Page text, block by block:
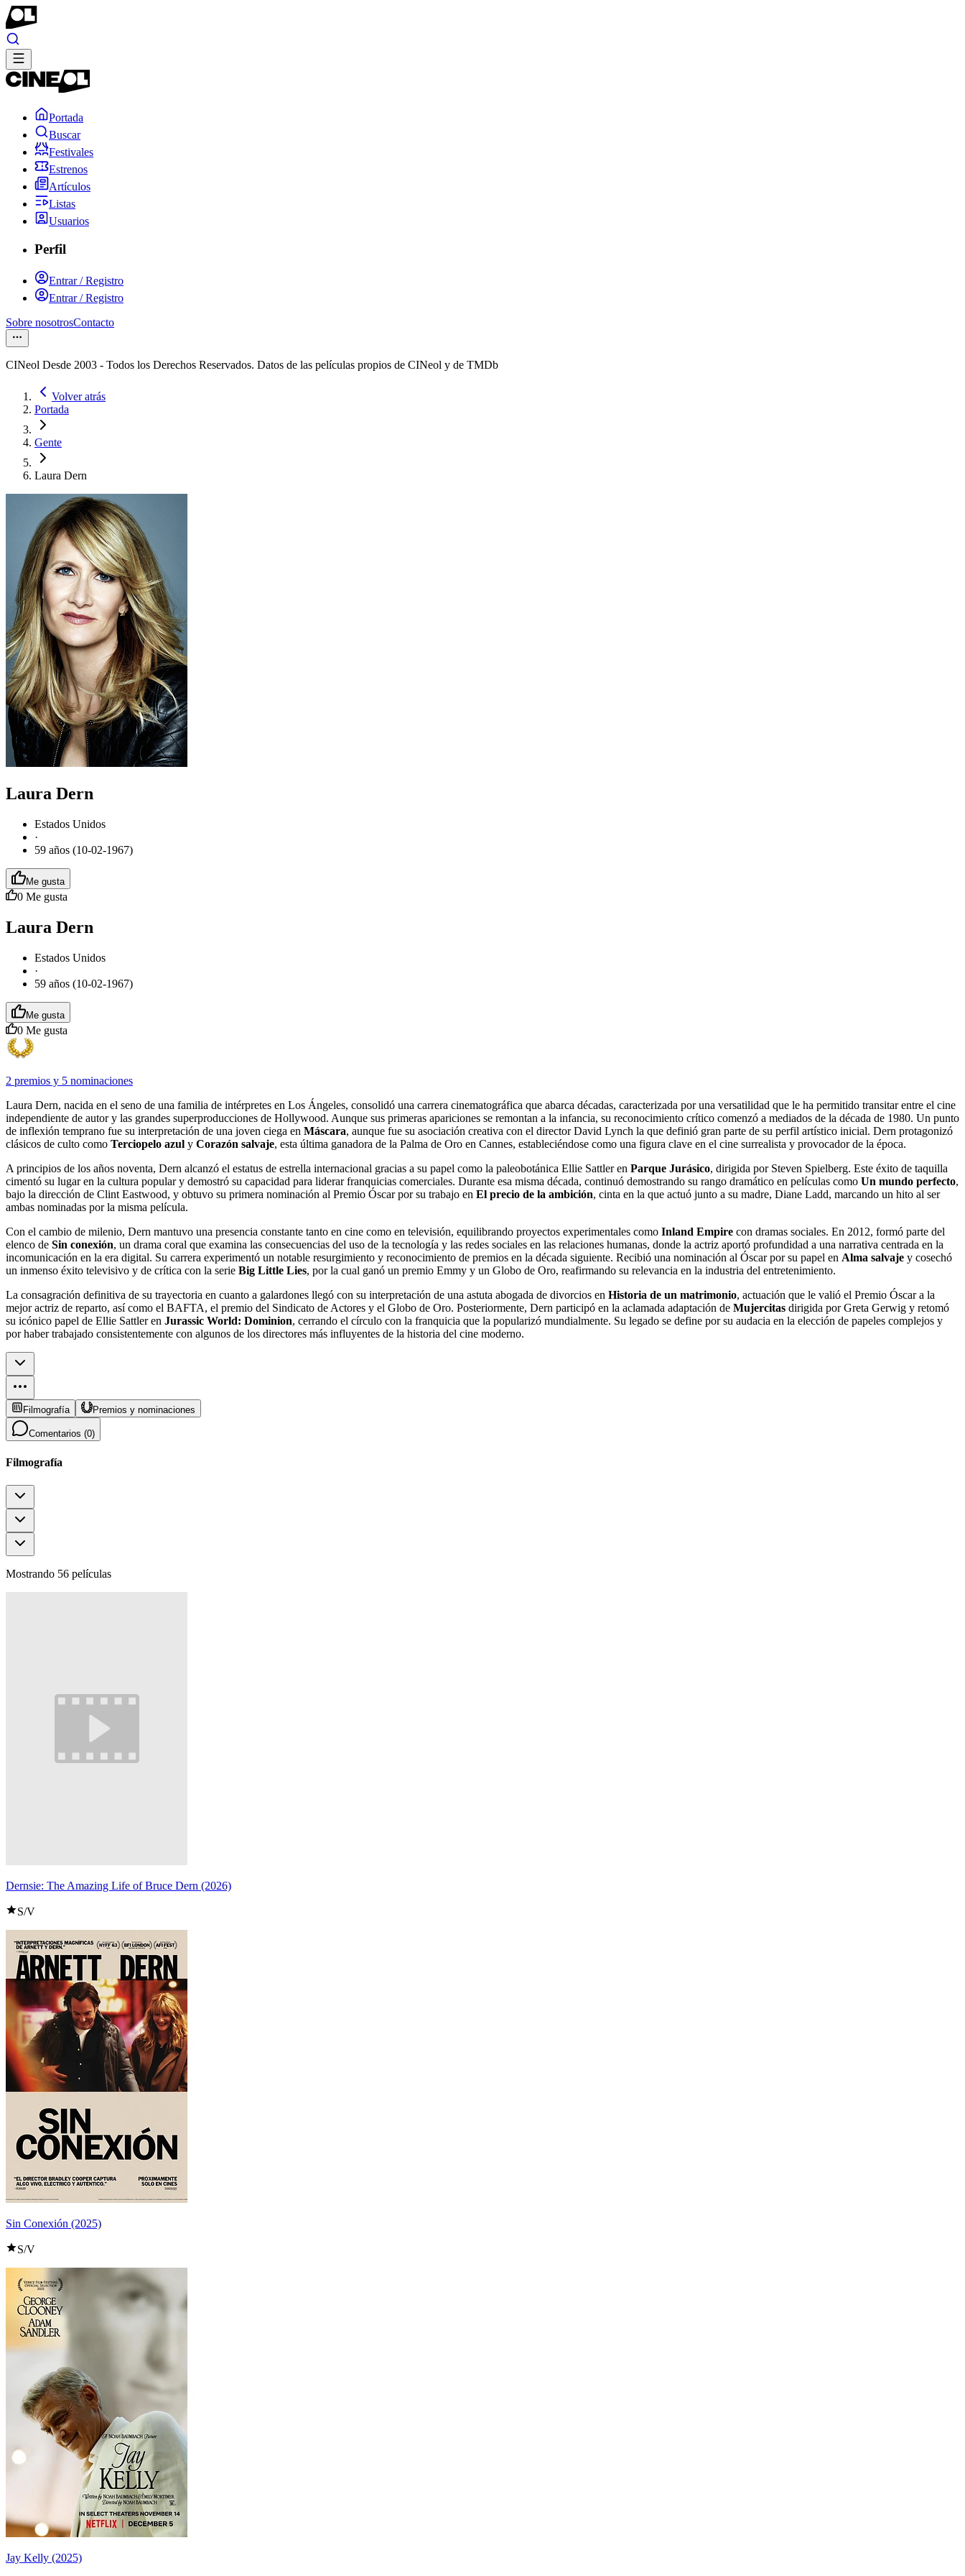
Portada
Buscar
Festivales
Estrenos
Artículos
Listas
Usuarios
Perfil
Entrar / Registro
Entrar / Registro
Sobre nosotrosContacto
CINeol Desde 2003 - Todos los Derechos Reservados. Datos de las películas propios de CINeol y de TMDb
Volver atrás
Portada
Gente
Laura Dern
Laura Dern
Estados Unidos
·
59 años (10-02-1967)
Me gusta
0 Me gusta
Laura Dern
Estados Unidos
·
59 años (10-02-1967)
Me gusta
0 Me gusta
2 premios y 5 nominaciones
Laura Dern, nacida en el seno de una familia de intérpretes en Los Ángeles, consolidó una carrera cinematográfica que abarca décadas, caracterizada por una versatilidad que le ha permitido transitar entre el cine
independiente de autor y las grandes superproducciones de Hollywood. Aunque sus primeras apariciones se remontan a la infancia, su reconocimiento crítico comenzó a mediados de la década de 1980. Un punto
de inflexión temprano fue su interpretación de una joven ciega en Máscara, aunque fue su asociación creativa con el director David Lynch la que definió gran parte de su perfil artístico inicial. Dern protagonizó
clásicos de culto como Terciopelo azul y Corazón salvaje, esta última ganadora de la Palma de Oro en Cannes, estableciéndose como una figura clave en el cine surrealista y provocador de la época.
A principios de los años noventa, Dern alcanzó el estatus de estrella internacional gracias a su papel como la paleobotánica Ellie Sattler en Parque Jurásico, dirigida por Steven Spielberg. Este éxito de taquilla
cimentó su lugar en la cultura popular y demostró su capacidad para liderar franquicias comerciales. Durante esa misma década, continuó demostrando su rango dramático en películas como Un mundo perfecto,
bajo la dirección de Clint Eastwood, y obtuvo su primera nominación al Premio Óscar por su trabajo en El precio de la ambición, cinta en la que actuó junto a su madre, Diane Ladd, marcando un hito al ser
ambas nominadas por la misma película.
Con el cambio de milenio, Dern mantuvo una presencia constante tanto en cine como en televisión, equilibrando proyectos experimentales como Inland Empire con dramas sociales. En 2012, formó parte del
elenco de Sin conexión, un drama coral que examina las consecuencias del uso de la tecnología y las redes sociales en las relaciones humanas, donde la actriz aportó profundidad a una narrativa centrada en la
incomunicación en la era digital. Su carrera experimentó un notable resurgimiento y reconocimiento de premios en la década siguiente. Recibió una nominación al Óscar por su papel en Alma salvaje y cosechó
un inmenso éxito televisivo y de crítica con la serie Big Little Lies, por la cual ganó un premio Emmy y un Globo de Oro, reafirmando su relevancia en la industria del entretenimiento.
La consagración definitiva de su trayectoria en cuanto a galardones llegó con su interpretación de una astuta abogada de divorcios en Historia de un matrimonio, actuación que le valió el Premio Óscar a la
mejor actriz de reparto, así como el BAFTA, el premio del Sindicato de Actores y el Globo de Oro. Posteriormente, Dern participó en la aclamada adaptación de Mujercitas dirigida por Greta Gerwig y retomó
su icónico papel de Ellie Sattler en Jurassic World: Dominion, cerrando el círculo con la franquicia que la popularizó mundialmente. Su legado se define por su audacia en la elección de papeles complejos y
por haber trabajado consistentemente con algunos de los directores más influyentes de la historia del cine moderno.
Filmografía Premios y nominaciones
Comentarios (0)
Filmografía
Mostrando 56 películas
Dernsie: The Amazing Life of Bruce Dern (2026)
S/V
Sin Conexión (2025)
S/V
Jay Kelly (2025)